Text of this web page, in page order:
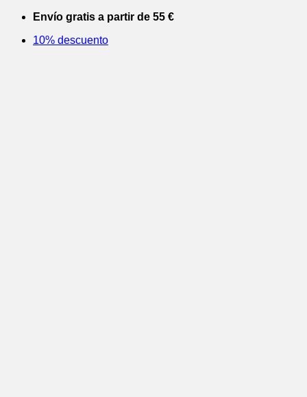
Saltar
contenido
Envío gratis a partir de 55 €
10% descuento